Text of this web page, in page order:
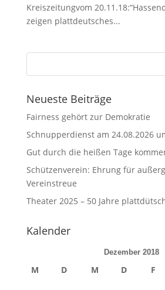
Kreiszeitungvom
zeigen plattdeutsches...
Neueste Beiträge
Fairness gehört zur Demokratie
Schnupperdienst am 24.08.2026
Gut durch die heißen Tage
Schützenverein: Ehrung für
Vereinstreue
Theater 2025 – 50 Jahre
Kalender
Dezember 2018
M D M D F